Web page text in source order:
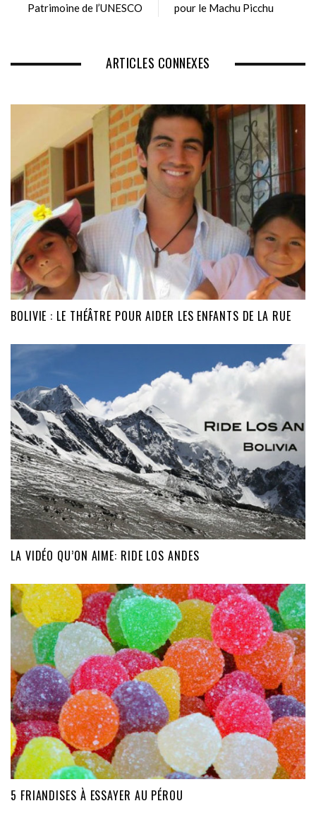
e
Patrimoine de l’UNESCO
pour le Machu Picchu
ARTICLES CONNEXES
BOLIVIE : LE THÉÂTRE POUR AIDER LES ENFANTS DE LA RUE
LA VIDÉO QU’ON AIME: RIDE LOS ANDES
5 FRIANDISES À ESSAYER AU PÉROU